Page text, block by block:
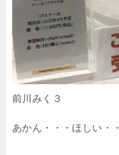
前川みく３
あかん・・・ほしい・・